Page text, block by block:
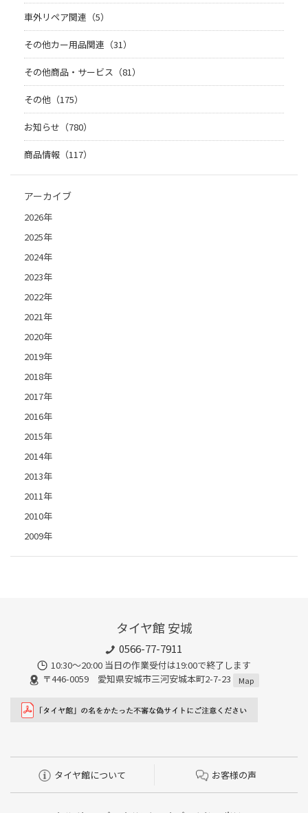
車外リペア関連（5）
その他カー用品関連（31）
その他商品・サービス（81）
その他（175）
お知らせ（780）
商品情報（117）
アーカイブ
2026年
2025年
2024年
2023年
2022年
2021年
2020年
2019年
2018年
2017年
2016年
2015年
2014年
2013年
2011年
2010年
2009年
タイヤ館 安城
0566-77-7911
10:30〜20:00 当日の作業受付は19:00で終了します
〒446-0059 愛知県安城市三河安城本町2-7-23
Map
タイヤ館について お客様の声